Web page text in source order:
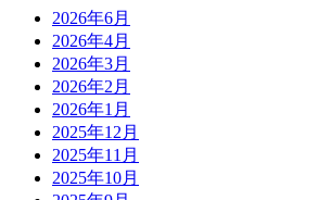
2026年6月
2026年4月
2026年3月
2026年2月
2026年1月
2025年12月
2025年11月
2025年10月